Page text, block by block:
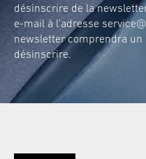
désinscrire de la
e-mail à l’adresse
newsletter comprendra
désinscrire.